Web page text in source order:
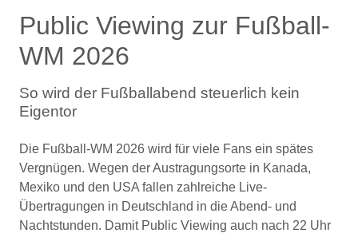
Public Viewing zur Fußball-
WM 2026
So wird der Fußballabend steuerlich kein
Eigentor
Die Fußball-WM 2026 wird für viele Fans ein spätes
Vergnügen. Wegen der Austragungsorte in Kanada,
Mexiko und den USA fallen zahlreiche Live-
Übertragungen in Deutschland in die Abend- und
Nachtstunden. Damit Public Viewing auch nach 22 Uhr